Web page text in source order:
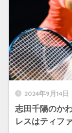
2024年9月14日
志田千陽のか
レスはティフ